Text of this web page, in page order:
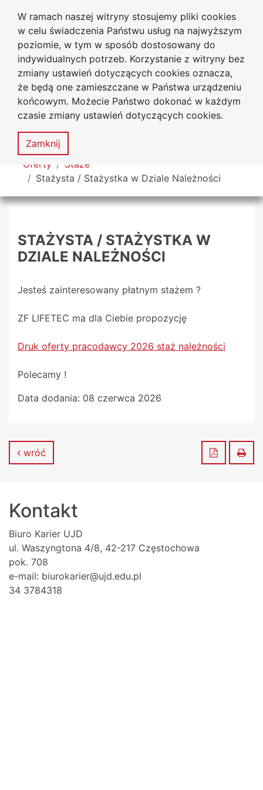
W ramach naszej witryny stosujemy pliki cookies
w celu świadczenia Państwu usług na najwyższym
poziomie, w tym w sposób dostosowany do
indywidualnych potrzeb. Korzystanie z witryny bez
zmiany ustawień dotyczących cookies oznacza,
że będą one zamieszczane w Państwa urządzeniu
końcowym. Możecie Państwo dokonać w każdym
czasie zmiany ustawień dotyczących cookies.
Zamknij
Przejdź do głównego menu
Przejdź do treści
Przejdź do wyszukiwarki
Przejdź do mapy serwisu
Uniwersytet
Jana Długosza w Częstochowie
Biuro Karier
Deklaracja
dostępności
Mapa
serwisu
MENU
Tutaj jesteś
Oferty
Staże
Stażysta / Stażystka w Dziale Należności
STAŻYSTA / STAŻYSTKA W
DZIALE NALEŻNOŚCI
Jesteś zainteresowany płatnym stażem ?
ZF LIFETEC ma dla Ciebie propozycję
Druk oferty pracodawcy 2026 staż należności
Polecamy !
Data dodania: 08 czerwca 2026
wróć Zapisz do
Kontakt
Biuro Karier UJD
ul. Waszyngtona 4/8, 42-217 Częstochowa
pok. 708
e-mail: biurokarier@ujd.edu.pl
34 3784318